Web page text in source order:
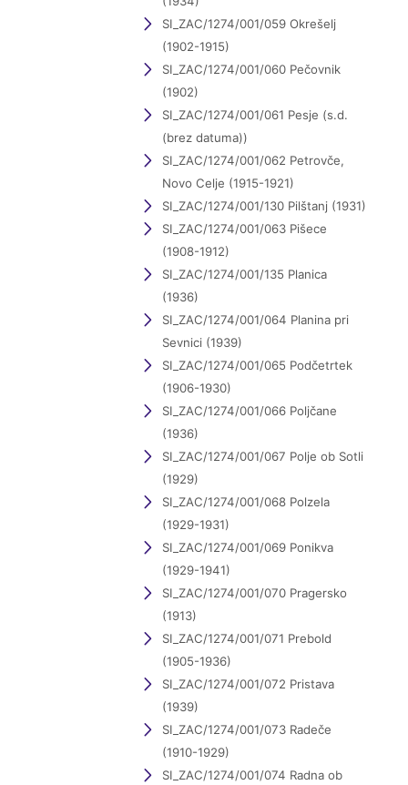
SI_ZAC/1274/001/059 Okrešelj
(1902-1915)
SI_ZAC/1274/001/060 Pečovnik
(1902)
SI_ZAC/1274/001/061 Pesje (s.d.
(brez datuma))
SI_ZAC/1274/001/062 Petrovče,
Novo Celje (1915-1921)
SI_ZAC/1274/001/130 Pilštanj (1931)
SI_ZAC/1274/001/063 Pišece
(1908-1912)
SI_ZAC/1274/001/135 Planica
(1936)
SI_ZAC/1274/001/064 Planina pri
Sevnici (1939)
SI_ZAC/1274/001/065 Podčetrtek
(1906-1930)
SI_ZAC/1274/001/066 Poljčane
(1936)
SI_ZAC/1274/001/067 Polje ob Sotli
(1929)
SI_ZAC/1274/001/068 Polzela
(1929-1931)
SI_ZAC/1274/001/069 Ponikva
(1929-1941)
SI_ZAC/1274/001/070 Pragersko
(1913)
SI_ZAC/1274/001/071 Prebold
(1905-1936)
SI_ZAC/1274/001/072 Pristava
(1939)
SI_ZAC/1274/001/073 Radeče
(1910-1929)
SI_ZAC/1274/001/074 Radna ob